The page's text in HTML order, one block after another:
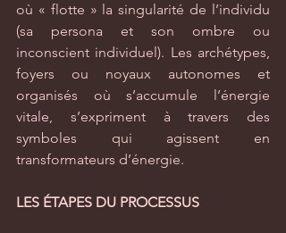
où « flotte » la singularité de l’individu
(sa persona et son ombre ou
inconscient individuel). Les archétypes,
foyers ou noyaux autonomes et
organisés où s’accumule l’énergie
vitale, s’expriment à travers des
symboles qui agissent en
transformateurs d’énergie.
LES ÉTAPES DU PROCESSUS